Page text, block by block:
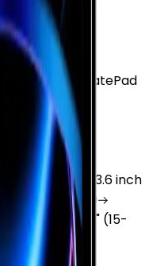
11.5"S
MatePad
MacBookAir 13.6 inch
(13-inch, 2019)
MacBook
Air 15" (15-